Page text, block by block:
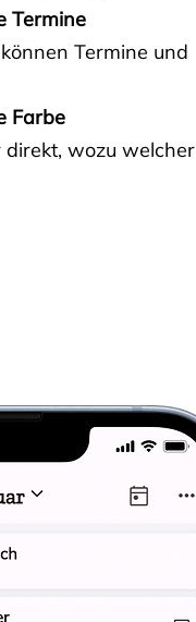
Termine
Termine und
Farbe
direkt, wozu welcher